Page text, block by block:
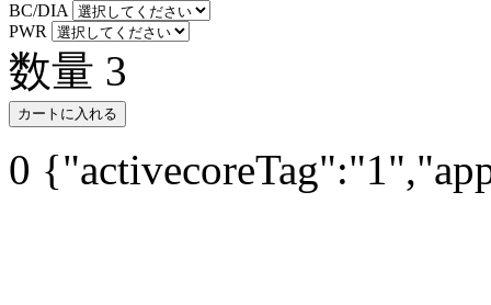
BC/DIA
PWR
数量 3
カートに入れる
0